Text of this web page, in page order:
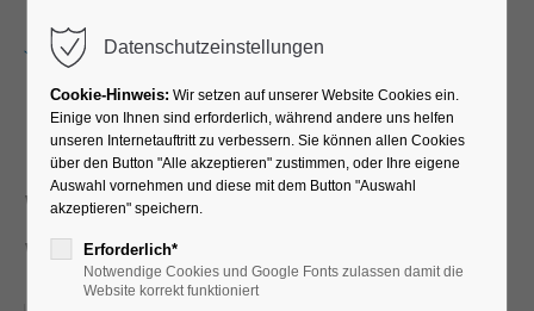
Neues und
Wissenswertes über Bad
Westernkotten
Datenschutzeinstellungen
Cookie-Hinweis: Wir setzen auf unserer Website Cookies ein.
Einige von Ihnen sind erforderlich, während andere uns helfen
unseren Internetauftritt zu verbessern. Sie können allen Cookies
über den Button "Alle akzeptieren" zustimmen, oder Ihre eigene
Auswahl vornehmen und diese mit dem Button "Auswahl
akzeptieren" speichern.
Erforderlich*
Notwendige Cookies und Google Fonts zulassen damit die
Website korrekt funktioniert